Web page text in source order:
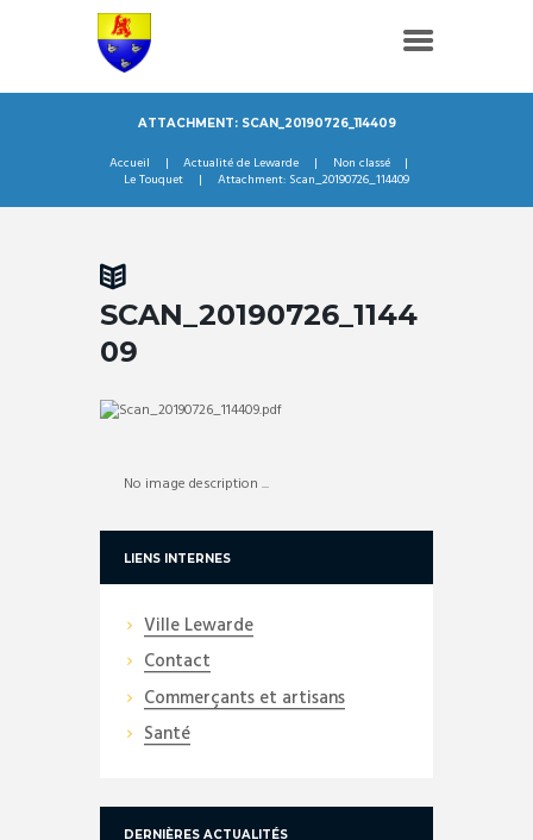
ATTACHMENT: SCAN_20190726_114409
Accueil Actualité de Lewarde
Non classé
Le Touquet
Attachment: Scan_20190726_114409
SCAN_20190726_1144
09
No image description ...
LIENS INTERNES
Ville Lewarde
Contact
Commerçants et artisans
Santé
DERNIÈRES ACTUALITÉS